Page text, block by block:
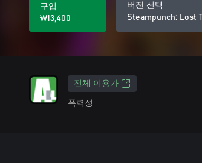
구입
₩13,400
버전 선택
Steampunch: Lost
전체 이용가
폭력성